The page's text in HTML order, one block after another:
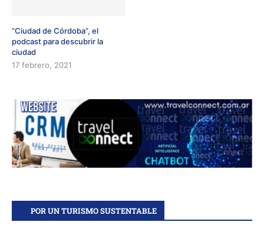
“Ciudad de Córdoba”, el
podcast para descubrir la
ciudad
17 febrero, 2021
POR UN TURISMO SUSTENTABLE